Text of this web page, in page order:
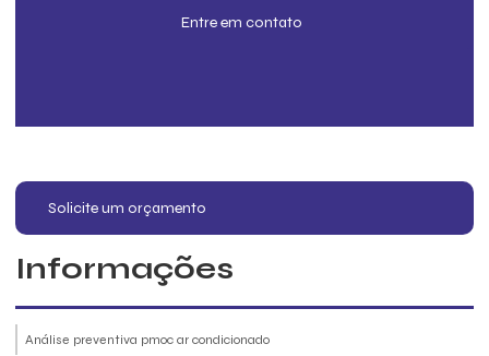
Entre em contato
Solicite um orçamento
Informações
Análise preventiva pmoc ar condicionado